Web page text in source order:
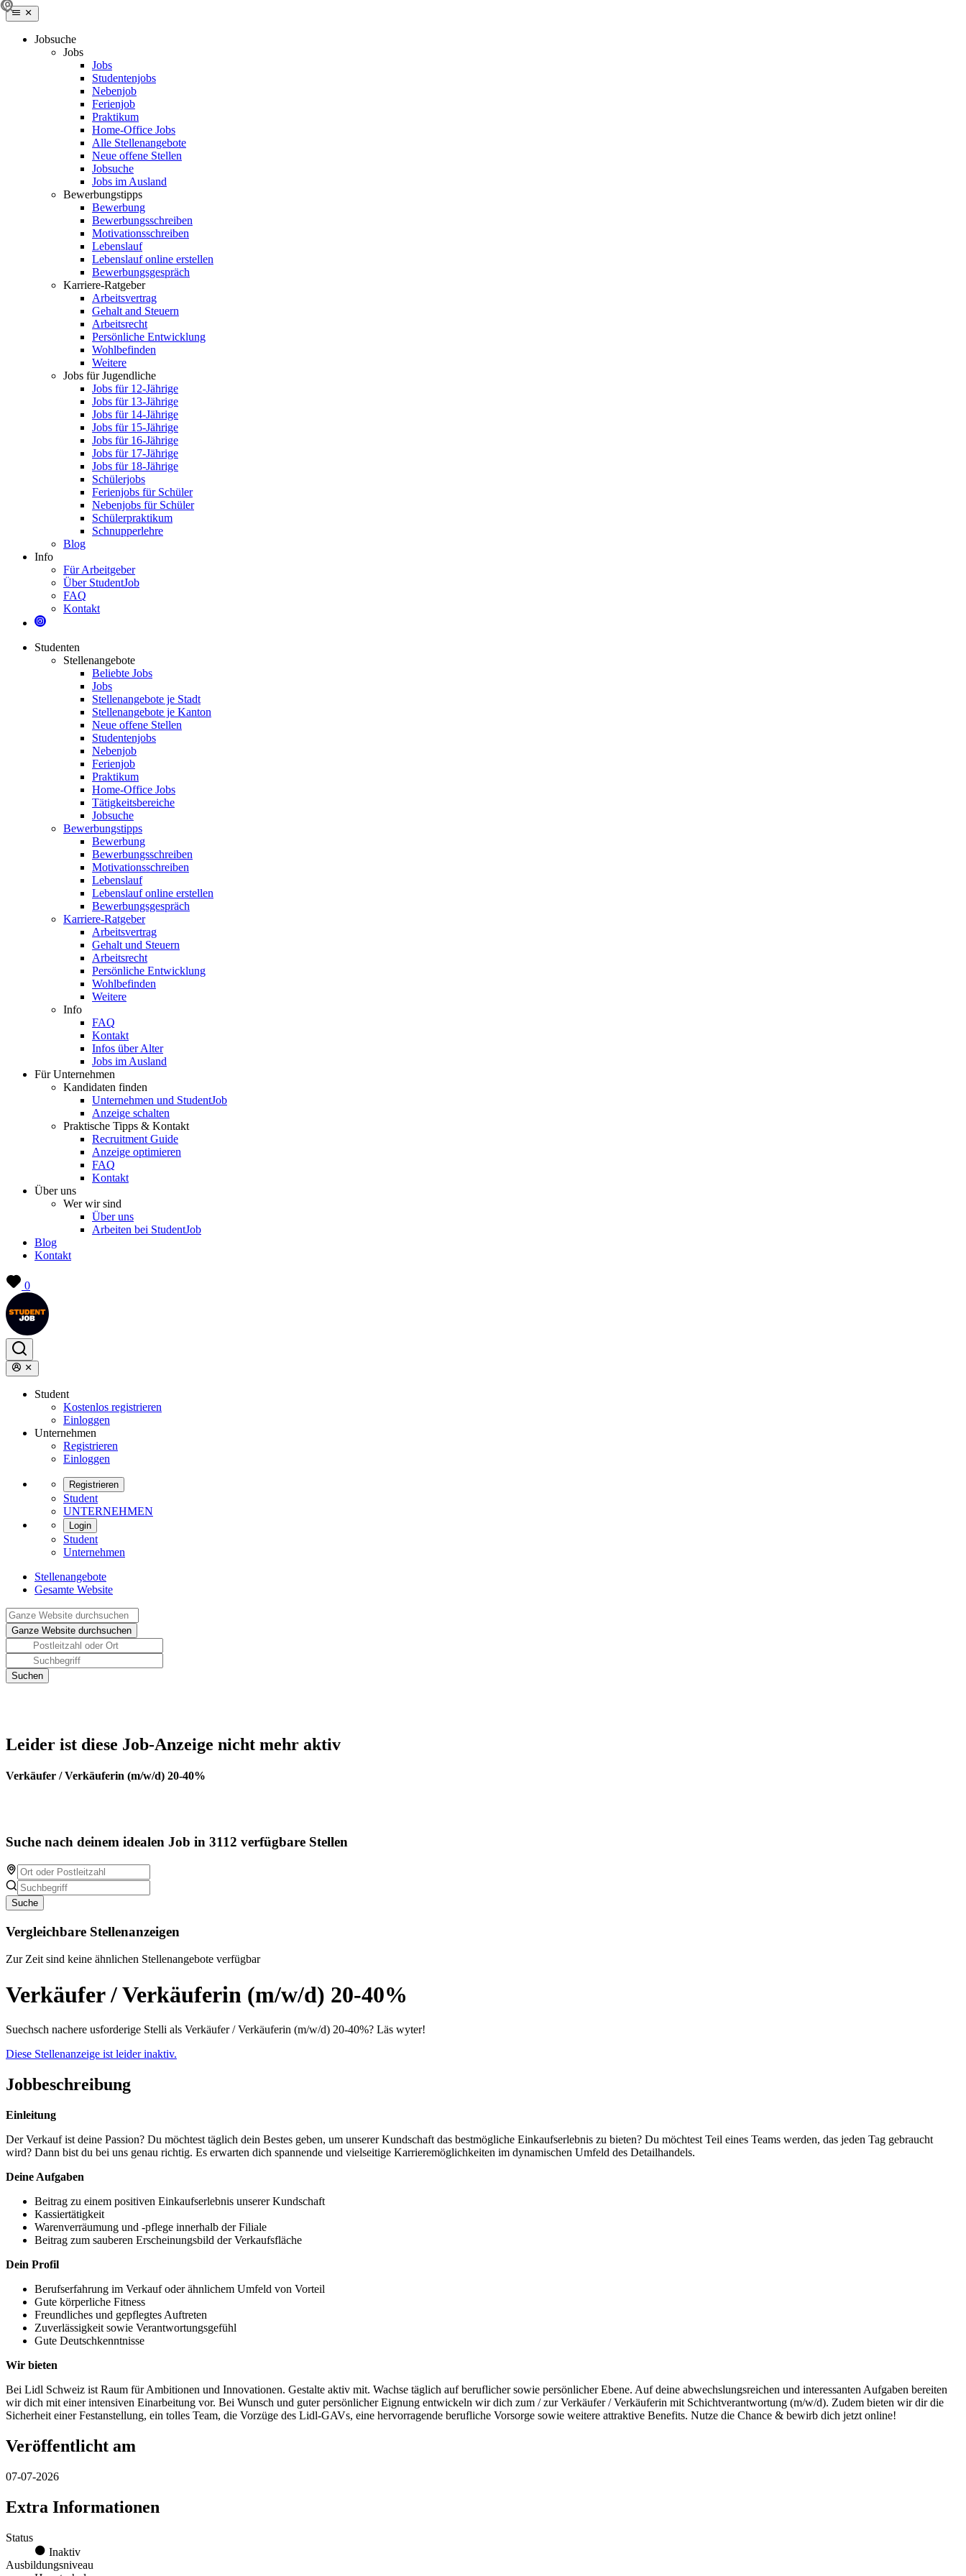
Jobsuche
Jobs
Jobs
Studentenjobs
Nebenjob
Ferienjob
Praktikum
Home-Office Jobs
Alle Stellenangebote
Neue offene Stellen
Jobsuche
Jobs im Ausland
Bewerbungstipps
Bewerbung
Bewerbungsschreiben
Motivationsschreiben
Lebenslauf
Lebenslauf online erstellen
Bewerbungsgespräch
Karriere-Ratgeber
Arbeitsvertrag
Gehalt and Steuern
Arbeitsrecht
Persönliche Entwicklung
Wohlbefinden
Weitere
Jobs für Jugendliche
Jobs für 12-Jährige
Jobs für 13-Jährige
Jobs für 14-Jährige
Jobs für 15-Jährige
Jobs für 16-Jährige
Jobs für 17-Jährige
Jobs für 18-Jährige
Schülerjobs
Ferienjobs für Schüler
Nebenjobs für Schüler
Schülerpraktikum
Schnupperlehre
Blog
Info
Für Arbeitgeber
Über StudentJob
FAQ
Kontakt
Studenten
Stellenangebote
Beliebte Jobs
Jobs
Stellenangebote je Stadt
Stellenangebote je Kanton
Neue offene Stellen
Studentenjobs
Nebenjob
Ferienjob
Praktikum
Home-Office Jobs
Tätigkeitsbereiche
Jobsuche
Bewerbungstipps
Bewerbung
Bewerbungsschreiben
Motivationsschreiben
Lebenslauf
Lebenslauf online erstellen
Bewerbungsgespräch
Karriere-Ratgeber
Arbeitsvertrag
Gehalt und Steuern
Arbeitsrecht
Persönliche Entwicklung
Wohlbefinden
Weitere
Info
FAQ
Kontakt
Infos über Alter
Jobs im Ausland
Für Unternehmen
Kandidaten finden
Unternehmen und StudentJob
Anzeige schalten
Praktische Tipps & Kontakt
Recruitment Guide
Anzeige optimieren
FAQ
Kontakt
Über uns
Wer wir sind
Über uns
Arbeiten bei StudentJob
Blog
Kontakt
0
Student
Kostenlos registrieren
Einloggen
Unternehmen
Registrieren
Einloggen
Registrieren
Student
UNTERNEHMEN
Login
Student
Unternehmen
Stellenangebote
Gesamte Website
Leider ist diese Job-Anzeige nicht mehr aktiv
Verkäufer / Verkäuferin (m/w/d) 20-40%
Suche nach deinem idealen Job in 3112 verfügbare Stellen
Suche
Vergleichbare Stellenanzeigen
Zur Zeit sind keine ähnlichen Stellenangebote verfügbar
Verkäufer / Verkäuferin (m/w/d) 20-40%
Suechsch nachere usforderige Stelli als Verkäufer / Verkäuferin (m/w/d) 20-40%? Läs wyter!
Diese Stellenanzeige ist leider inaktiv.
Jobbeschreibung
Einleitung
Der Verkauf ist deine Passion? Du möchtest täglich dein Bestes geben, um unserer Kundschaft das bestmögliche Einkaufserlebnis zu bieten? Du möchtest Teil eines Teams werden, das jeden Tag gebraucht
wird? Dann bist du bei uns genau richtig. Es erwarten dich spannende und vielseitige Karrieremöglichkeiten im dynamischen Umfeld des Detailhandels.
Deine Aufgaben
Beitrag zu einem positiven Einkaufserlebnis unserer Kundschaft
Kassiertätigkeit
Warenverräumung und -pflege innerhalb der Filiale
Beitrag zum sauberen Erscheinungsbild der Verkaufsfläche
Dein Profil
Berufserfahrung im Verkauf oder ähnlichem Umfeld von Vorteil
Gute körperliche Fitness
Freundliches und gepflegtes Auftreten
Zuverlässigkeit sowie Verantwortungsgefühl
Gute Deutschkenntnisse
Wir bieten
Bei Lidl Schweiz ist Raum für Ambitionen und Innovationen. Gestalte aktiv mit. Wachse täglich auf beruflicher sowie persönlicher Ebene. Auf deine abwechslungsreichen und interessanten Aufgaben bereiten
wir dich mit einer intensiven Einarbeitung vor. Bei Wunsch und guter persönlicher Eignung entwickeln wir dich zum / zur Verkäufer / Verkäuferin mit Schichtverantwortung (m/w/d). Zudem bieten wir dir die
Sicherheit einer Festanstellung, ein tolles Team, die Vorzüge des Lidl-GAVs, eine hervorragende berufliche Vorsorge sowie weitere attraktive Benefits. Nutze die Chance & bewirb dich jetzt online!
Veröffentlicht am
07-07-2026
Extra Informationen
Status
Inaktiv
Ausbildungsniveau